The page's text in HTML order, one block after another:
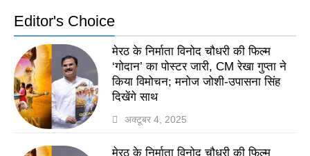
Editor's Choice
मेरठ के निर्माता विनोद चौधरी की फिल्म
‘गोदान’ का पोस्टर जारी, CM रेखा गुप्ता ने
किया विमोचन; मनोज जोशी-उपासना सिंह
दिखेंगे साथ
अक्टूबर 4, 2025
मेरठ के निर्माता विनोद चौधरी की फिल्म